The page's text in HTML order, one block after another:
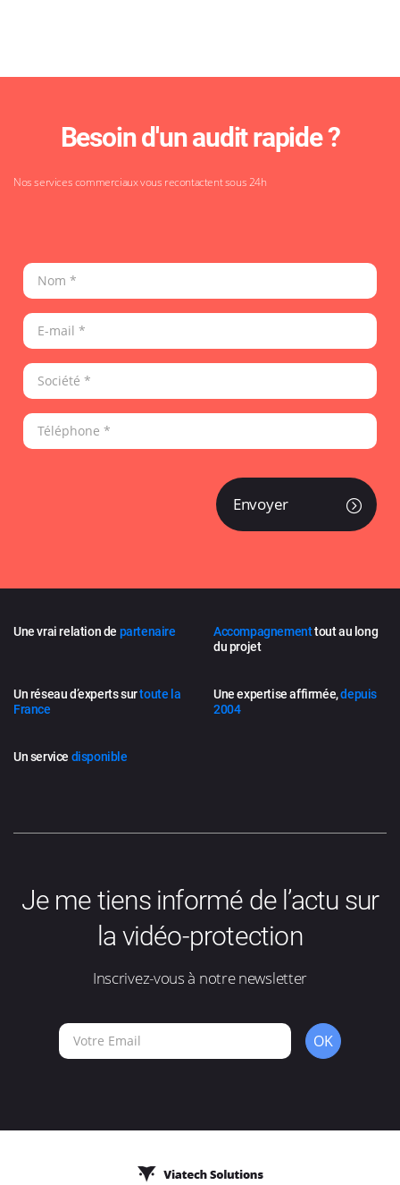
Besoin d'un audit rapide ?
Nos services commerciaux vous recontactent sous 24h
Envoyer
Une vrai relation de partenaire Accompagnementtout au long
du projet
Un réseau d’experts surtoute la
France
Une expertise affirmée,depuis
2004
Un service disponible
Je me tiens informé de l’actu sur
la vidéo-protection
Inscrivez-vous à notre newsletter
OK